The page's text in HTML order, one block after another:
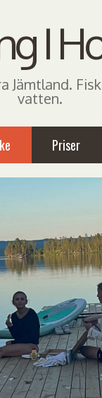
I
Jämtland.
vatten.
Priser